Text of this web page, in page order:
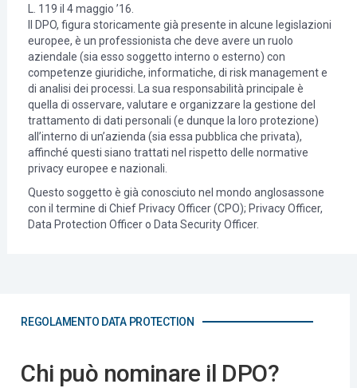
L. 119 il 4 maggio ’16.
Il DPO, figura storicamente già presente in alcune legislazioni
europee, è un professionista che deve avere un ruolo
aziendale (sia esso soggetto interno o esterno) con
competenze giuridiche, informatiche, di risk management e
di analisi dei processi. La sua responsabilità principale è
quella di osservare, valutare e organizzare la gestione del
trattamento di dati personali (e dunque la loro protezione)
all’interno di un’azienda (sia essa pubblica che privata),
affinché questi siano trattati nel rispetto delle normative
privacy europee e nazionali.
Questo soggetto è già conosciuto nel mondo anglosassone
con il termine di Chief Privacy Officer (CPO); Privacy Officer,
Data Protection Officer o Data Security Officer.
REGOLAMENTO DATA PROTECTION
Chi può nominare il DPO?